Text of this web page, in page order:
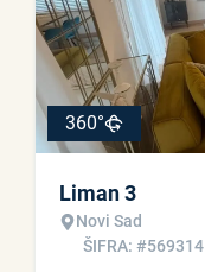
360°
Liman 3
Novi Sad
ŠIFRA: #569314